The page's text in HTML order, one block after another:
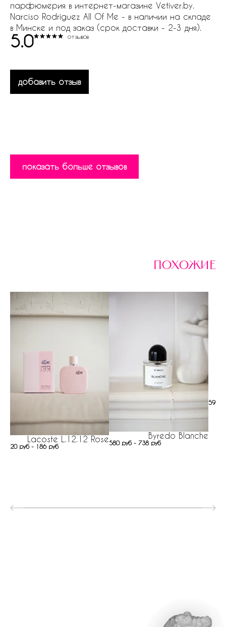
парфюмерия в интернет-магазине Vetiver.by.
Narciso Rodriguez All Of Me - в наличии на складе
в Минске и под заказ (срок доставки - 2-3 дня).
5.0 отзывов
добавить отзыв
показать больше отзывов
похожие
Lacoste L.12.12 Rose
20 руб - 186 руб
Byredo Blanche
580 руб - 738 руб
59